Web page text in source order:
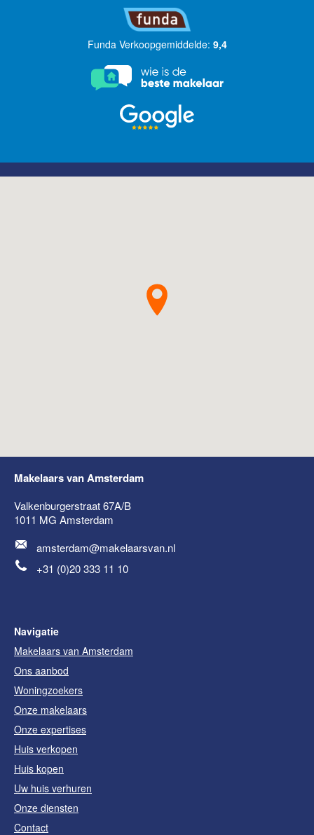
Funda Verkoopgemiddelde: 9,4
Makelaars van Amsterdam
Valkenburgerstraat 67A/B
1011 MG Amsterdam
amsterdam@makelaarsvan.nl
+31 (0)20 333 11 10
Navigatie
Makelaars van Amsterdam
Ons aanbod
Woningzoekers
Onze makelaars
Onze expertises
Huis verkopen
Huis kopen
Uw huis verhuren
Onze diensten
Contact